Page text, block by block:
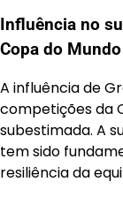
Influência no
Copa do Mundo
A influência de
competições da
subestimada. A
tem sido
resiliência da